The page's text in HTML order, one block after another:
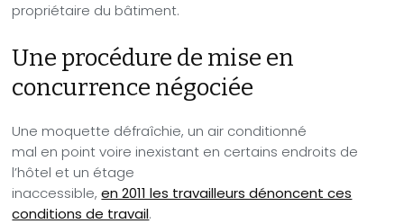
propriétaire du bâtiment.
Une procédure de mise en
concurrence négociée
Une moquette défraîchie, un air conditionné
mal en point voire inexistant en certains endroits de
l’hôtel et un étage
inaccessible,en 2011 les travailleurs dénoncent ces
conditions de travail.